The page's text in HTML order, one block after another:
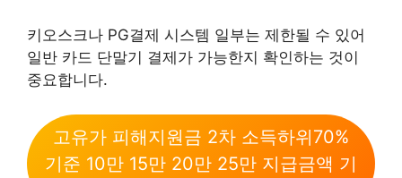
키오스크나 PG결제 시스템 일부는 제한될 수 있어
일반 카드 단말기 결제가 가능한지 확인하는 것이
중요합니다.
고유가 피해지원금 2차 소득하위70%
기준 10만 15만 20만 25만 지급금액 기